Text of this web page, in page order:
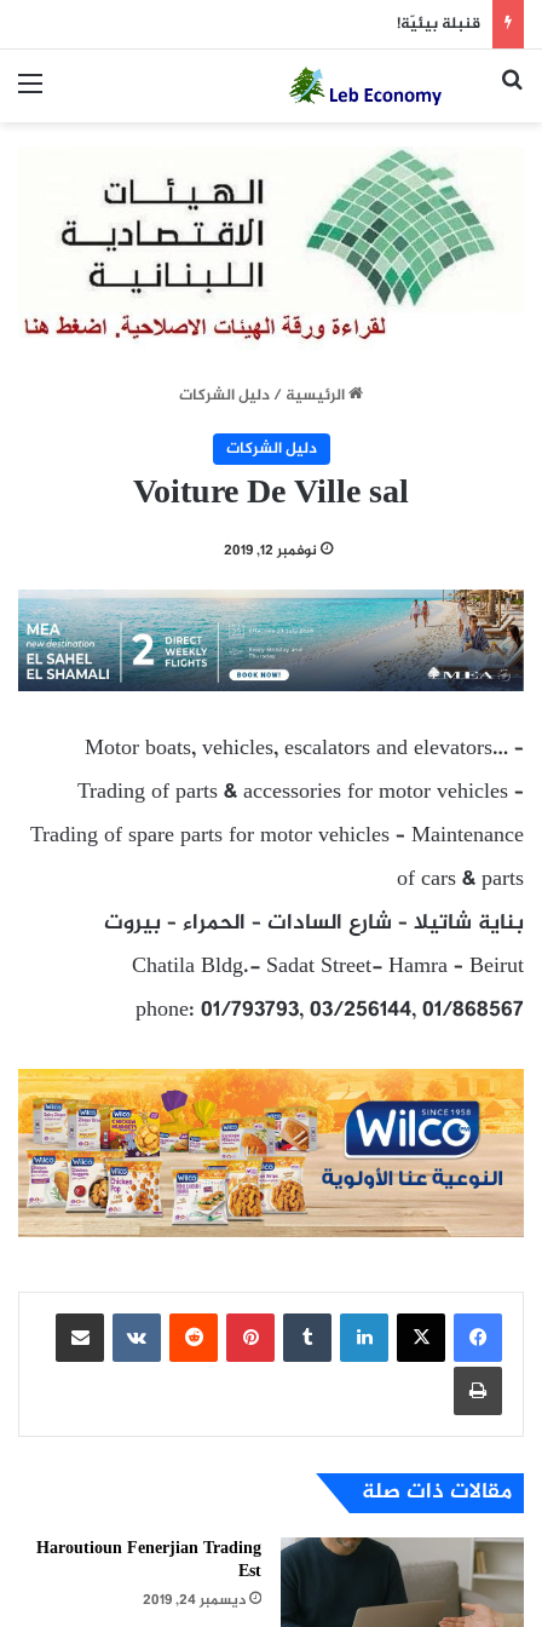
قنبلة بيئيّة!
بحث عن
الرئيسية/دليل الشركات
دليل الشركات
Voiture De Ville sal
نوفمبر 12, 2019
Motor boats, vehicles, escalators and elevators… –
Trading of parts & accessories for motor vehicles –
Trading of spare parts for motor vehicles – Maintenance
of cars & parts
بناية شاتيلا – شارع السادات – الحمراء – بيروت
Chatila Bldg.- Sadat Street- Hamra – Beirut
phone: 01/793793, 03/256144, 01/868567
لينكدإن بينتيريست
مشاركة عبر البريد
طباعة
مقالات ذات صلة
Haroutioun Fenerjian Trading
Est
ديسمبر 24, 2019